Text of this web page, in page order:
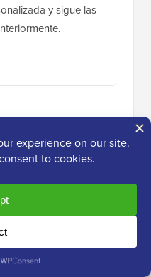
y sigue las
archives?